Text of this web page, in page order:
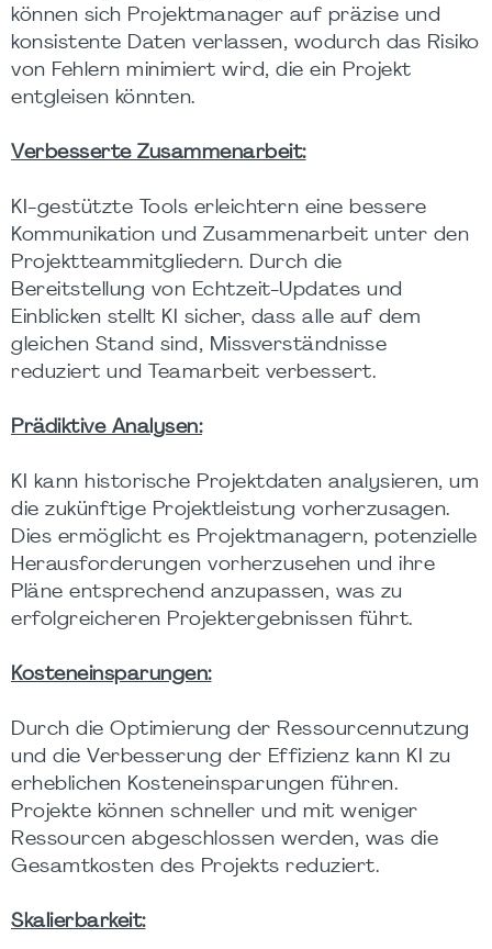
können sich Projektmanager auf präzise und
konsistente Daten verlassen, wodurch das Risiko
von Fehlern minimiert wird, die ein Projekt
entgleisen könnten.
Verbesserte Zusammenarbeit:
KI-gestützte Tools erleichtern eine bessere
Kommunikation und Zusammenarbeit unter den
Projektteammitgliedern. Durch die
Bereitstellung von Echtzeit-Updates und
Einblicken stellt KI sicher, dass alle auf dem
gleichen Stand sind, Missverständnisse
reduziert und Teamarbeit verbessert.
Prädiktive Analysen:
KI kann historische Projektdaten analysieren, um
die zukünftige Projektleistung vorherzusagen.
Dies ermöglicht es Projektmanagern, potenzielle
Herausforderungen vorherzusehen und ihre
Pläne entsprechend anzupassen, was zu
erfolgreicheren Projektergebnissen führt.
Kosteneinsparungen:
Durch die Optimierung der Ressourcennutzung
und die Verbesserung der Effizienz kann KI zu
erheblichen Kosteneinsparungen führen.
Projekte können schneller und mit weniger
Ressourcen abgeschlossen werden, was die
Gesamtkosten des Projekts reduziert.
Skalierbarkeit: